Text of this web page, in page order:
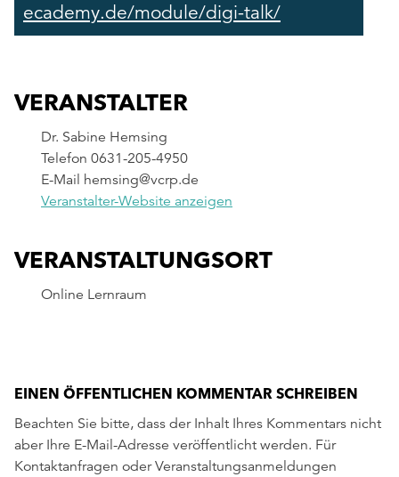
ecademy.de/module/digi-talk/
VERANSTALTUNGSORT
Online Lernraum
VERANSTALTER
Dr. Sabine Hemsing
Telefon 0631-205-4950
E-Mail hemsing@vcrp.de
Veranstalter-Website anzeigen
EINEN ÖFFENTLICHEN KOMMENTAR SCHREIBEN
Beachten Sie bitte, dass der Inhalt Ihres Kommentars nicht
aber Ihre E-Mail-Adresse veröffentlicht werden. Für
Kontaktanfragen oder Veranstaltungsanmeldungen